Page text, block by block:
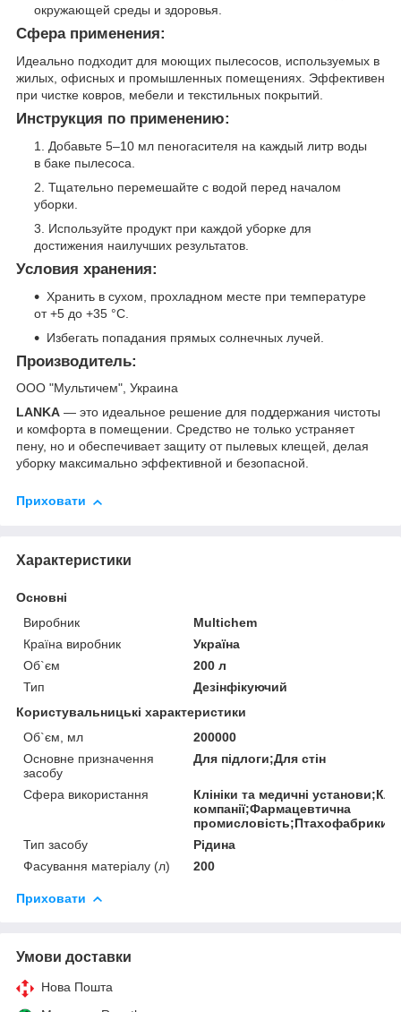
окружающей среды и здоровья.
Сфера применения:
Идеально подходит для моющих пылесосов, используемых в
жилых, офисных и промышленных помещениях. Эффективен
при чистке ковров, мебели и текстильных покрытий.
Инструкция по применению:
Добавьте 5–10 мл пеногасителя на каждый литр воды
в баке пылесоса.
Тщательно перемешайте с водой перед началом
уборки.
Используйте продукт при каждой уборке для
достижения наилучших результатов.
Условия хранения:
Хранить в сухом, прохладном месте при температуре
от +5 до +35 °C.
Избегать попадания прямых солнечных лучей.
Производитель:
ООО "Мультичем", Украина
LANKA — это идеальное решение для поддержания чистоты
и комфорта в помещении. Средство не только устраняет
пену, но и обеспечивает защиту от пылевых клещей, делая
уборку максимально эффективной и безопасной.
Приховати
Характеристики
Основні
Виробник
Multichem
Країна виробник
Україна
Об`єм
200 л
Тип
Дезінфікуючий
Користувальницькі характеристики
Об`єм, мл
200000
Основне призначення
засобу
Для підлоги;Для стін
Сфера використання
Клініки та медичні
компанії;Фармацевтична
Тип засобу
Рідина
Фасування матеріалу (л)
200
Приховати
Умови доставки
Нова Пошта